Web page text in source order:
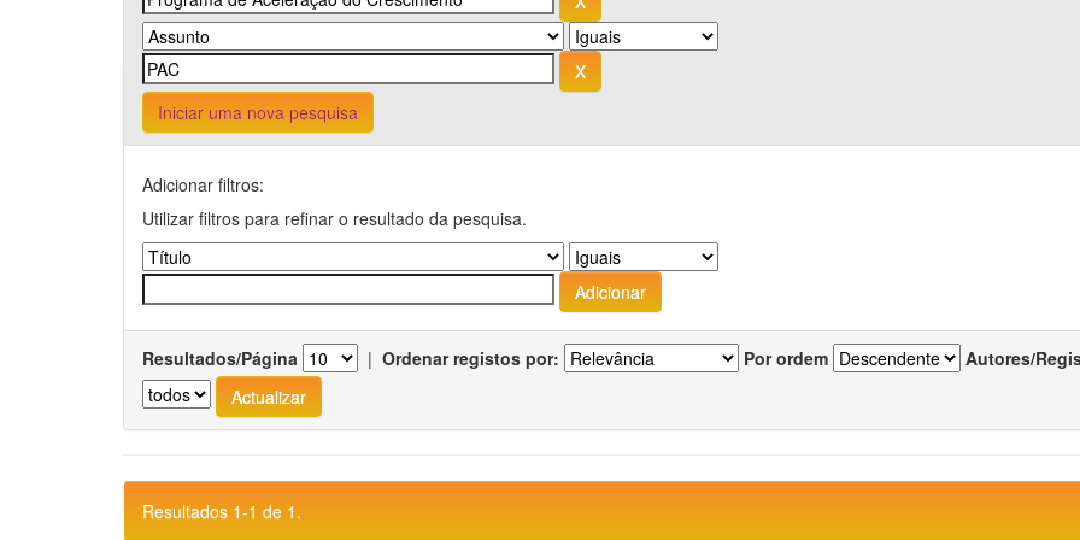
Iniciar uma nova pesquisa
Adicionar filtros:
Utilizar filtros para refinar o resultado da pesquisa.
Resultados/Página | Ordenar registos por: Por ordem Autores/
Resultados 1-1 de 1.